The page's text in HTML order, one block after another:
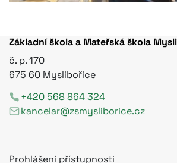
Základní škola a Mateřská škola
č. p. 170
675 60 Myslibořice
+420 568 864 324
kancelar@zsmysliborice.cz
Prohlášení přístupnosti